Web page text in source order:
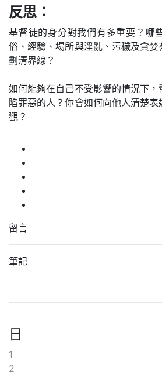
反思：
基督徒的身分對我們有多重要？哪
俗、經驗、場所與淫亂、污穢及貪
劃清界線？
如何能夠在自己不受影響的情況下
陷罪惡的人？你會如何向他人清楚
觀？
留言
筆記
日
1
2